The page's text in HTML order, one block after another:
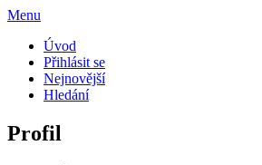
Menu
Úvod
Přihlásit se
Nejnovější
Hledání
Profil